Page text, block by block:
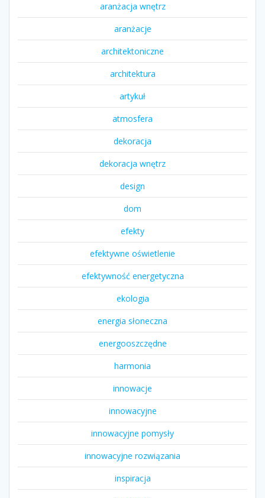
aranżacja wnętrz
aranżacje
architektoniczne
architektura
artykuł
atmosfera
dekoracja
dekoracja wnętrz
design
dom
efekty
efektywne oświetlenie
efektywność energetyczna
ekologia
energia słoneczna
energooszczędne
harmonia
innowacje
innowacyjne
innowacyjne pomysły
innowacyjne rozwiązania
inspiracja